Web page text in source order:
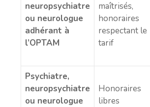
neuropsychiatre
ou neurologue
adhérant à
l’OPTAM
maîtrisés,
honoraires
respectant le
tarif
Psychiatre,
neuropsychiatre
ou neurologue
Honoraires
libres